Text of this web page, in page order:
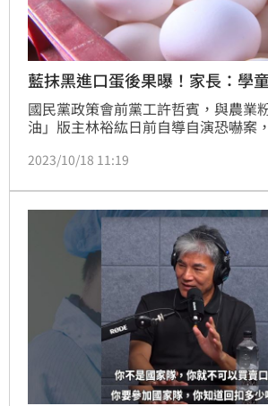
藍抹黑進口蛋後果曝！家長：學
國民黨政策會前黨工許哲賓，與農業
油」版主林裕紘日前自導自演恐嚇案
未解除學校供餐的液蛋禁令。對此，
為政治惡鬥的犧牲品。
2023/10/18 11:19